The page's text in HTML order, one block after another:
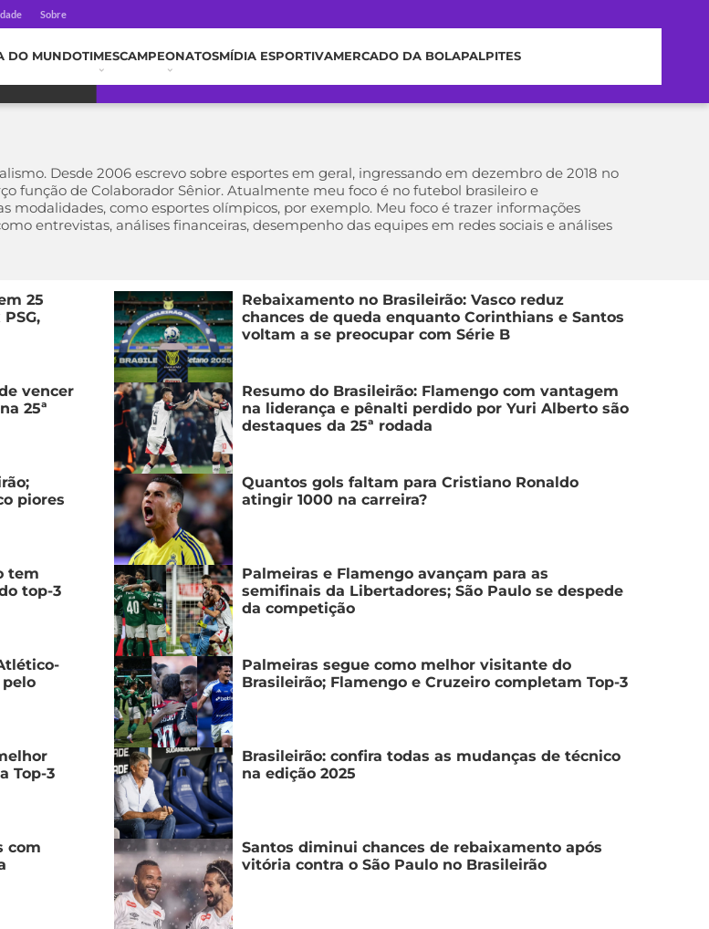
Sobre
DO MUNDOTIMESCAMPEONATOSMÍDIA ESPORTIVAMERCADO DA BOLAPALPITES
Desde 2006 escrevo sobre esportes em geral, ingressando em dezembro de 2018 no
função de Colaborador Sênior. Atualmente meu foco é no futebol brasileiro e
modalidades, como esportes olímpicos, por exemplo. Meu foco é trazer informações
entrevistas, análises financeiras, desempenho das equipes em redes sociais e análises
25
Rebaixamento no Brasileirão: Vasco reduz
chances de queda enquanto Corinthians e Santos
voltam a se preocupar com Série B
vencer
25ª
Resumo do Brasileirão: Flamengo com vantagem
na liderança e pênalti perdido por Yuri Alberto são
destaques da 25ª rodada
piores
Quantos gols faltam para Cristiano Ronaldo
atingir 1000 na carreira?
tem
top-3
Palmeiras e Flamengo avançam para as
semifinais da Libertadores; São Paulo se despede
da competição
Palmeiras segue como melhor visitante do
Brasileirão; Flamengo e Cruzeiro completam Top-3
Top-3
Brasileirão: confira todas as mudanças de técnico
na edição 2025
com
Santos diminui chances de rebaixamento após
vitória contra o São Paulo no Brasileirão